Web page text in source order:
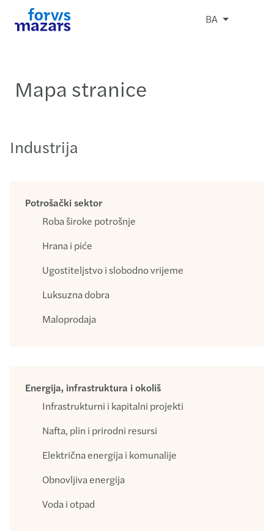
BA
Mapa stranice
Industrija
Potrošački sektor
Roba široke potrošnje
Hrana i piće
Ugostiteljstvo i slobodno vrijeme
Luksuzna dobra
Maloprodaja
Energija, infrastruktura i okoliš
Infrastrukturni i kapitalni projekti
Nafta, plin i prirodni resursi
Električna energija i komunalije
Obnovljiva energija
Voda i otpad